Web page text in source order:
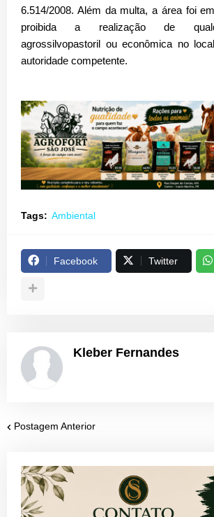
6.514/2008. Além da multa, a área foi
proibida a realização de
agrossilvopastoril ou econômica no
autoridade competente.
Tags: Ambiental
Facebook Twitter
Kleber Fernandes
Postagem Anterior